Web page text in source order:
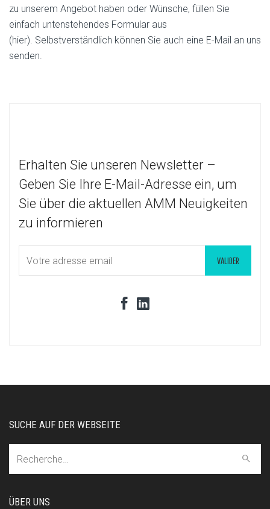
zu unserem Angebot haben oder Wünsche, füllen Sie
einfach untenstehendes Formular aus
(hier). Selbstverständlich können Sie auch eine E-Mail an uns
senden.
Erhalten Sie unseren Newsletter –
Geben Sie Ihre E-Mail-Adresse ein, um
Sie über die aktuellen AMM Neuigkeiten
zu informieren
SUCHE AUF DER WEBSEITE
ÜBER UNS